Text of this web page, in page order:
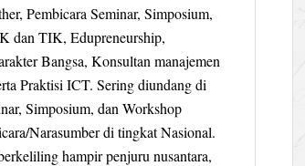
Pembicara Seminar, Simposium,
dan TIK, Edupreneurship,
Bangsa, Konsultan manajemen
Praktisi ICT. Sering diundang di
Simposium, dan Workshop
Narasumber di tingkat Nasional.
hampir penjuru nusantara,